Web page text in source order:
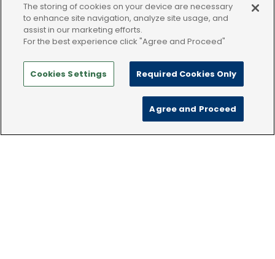
Enviar
The storing of cookies on your device are necessary
to enhance site navigation, analyze site usage, and
assist in our marketing efforts.
For the best experience click "Agree and Proceed"
Cookies Settings Required Cookies Only
Agree and Proceed